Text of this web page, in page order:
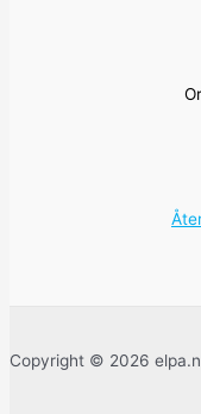
Copyright © 2026